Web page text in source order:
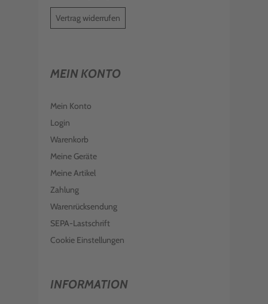
Vertrag widerrufen
MEIN KONTO
Mein Konto
Login
Warenkorb
Meine Geräte
Meine Artikel
Zahlung
Warenrücksendung
SEPA-Lastschrift
Cookie Einstellungen
INFORMATION